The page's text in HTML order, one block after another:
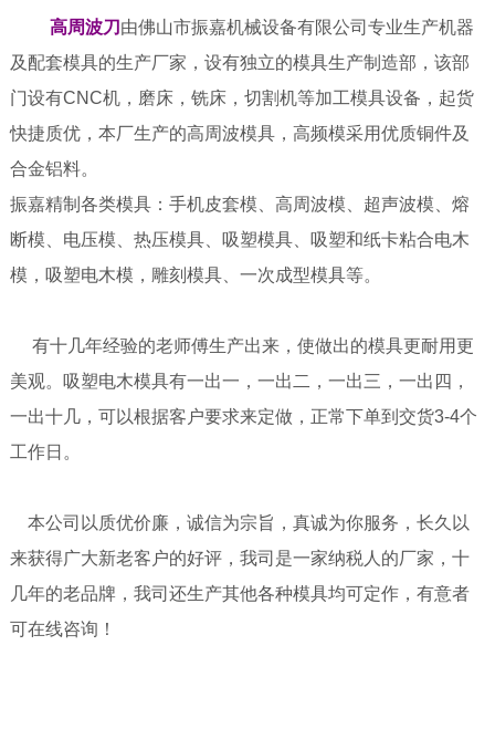
高周波刀 由佛山市振嘉机械设备有限公司专业生产机器
及配套模具的生产厂家，设有独立的模具生产制造部，该部
门设有CNC机，磨床，铣床，切割机等加工模具设备，起货
快捷质优，本厂生产的高周波模具，高频模采用优质铜件及
合金铝料。
振嘉精制各类模具：手机皮套模、高周波模、超声波模、熔
断模、电压模、热压模具、吸塑模具、
吸塑和纸卡粘合电木
模，吸塑电木模，雕刻模具、一次成型模具等。
有十几年经验的老师傅生产出来，使做出的模具更耐用更
美观。吸塑电木模具有一出一，一出二，一出三，一出四，
一出十几，可以根据客户要求来定做，正常下单到交货3-4个
工作日。
本公司以质优价廉，诚信为宗旨，真诚为你服务，长久以
来获得广大新老客户的好评，我司是一家纳税人的厂家，十
几年的老品牌，我司还生产其他各种模具均可定作，有意者
可在线咨询！